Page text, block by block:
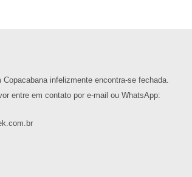
infelizmente encontra-se fechada.
entre em contato por e-mail ou WhatsApp: